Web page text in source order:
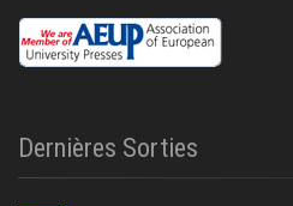
Dernières Sorties